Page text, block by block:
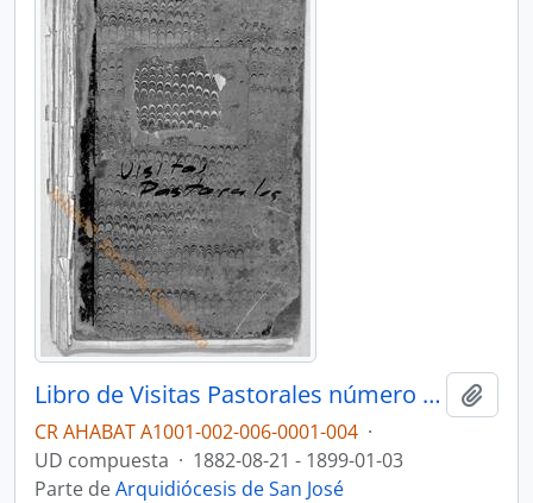
Libro de Visitas Pastorales número 4: Visitas de Monseñor Bernardo Augusto Thiel, II Obispo de San José (1882-1899)
CR AHABAT A1001-002-006-0001-004 ·
UD compuesta · 1882-08-21 - 1899-01-03
Parte deArquidiócesis de San José